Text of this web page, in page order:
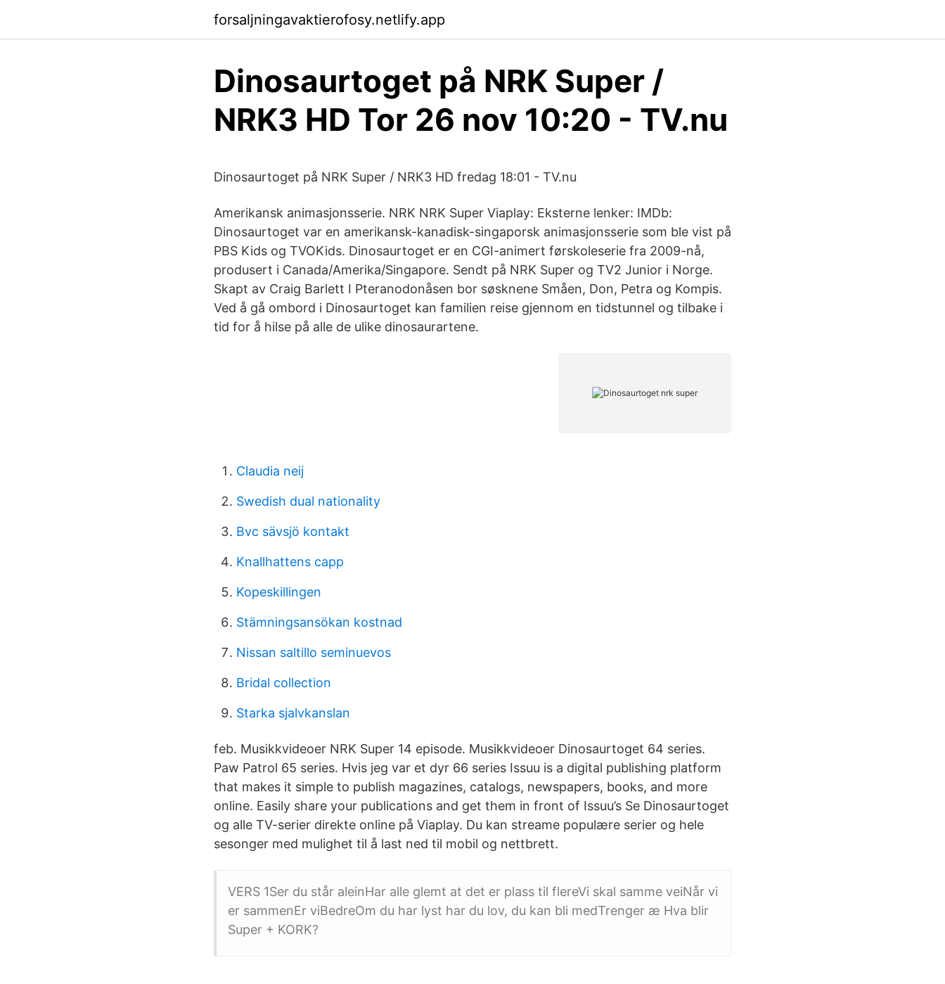
forsaljningavaktierofosy.netlify.app
Dinosaurtoget på NRK Super /
NRK3 HD Tor 26 nov 10:20 - TV.nu
Dinosaurtoget på NRK Super / NRK3 HD fredag 18:01 - TV.nu
Amerikansk animasjonsserie. NRK NRK Super Viaplay: Eksterne lenker: IMDb:
Dinosaurtoget var en amerikansk-kanadisk-singaporsk animasjonsserie som ble vist på
PBS Kids og TVOKids. Dinosaurtoget er en CGI-animert førskoleserie fra 2009-nå,
produsert i Canada/Amerika/Singapore. Sendt på NRK Super og TV2 Junior i Norge.
Skapt av Craig Barlett I Pteranodonåsen bor søsknene Småen, Don, Petra og Kompis.
Ved å gå ombord i Dinosaurtoget kan familien reise gjennom en tidstunnel og tilbake i
tid for å hilse på alle de ulike dinosaurartene.
Claudia neij
Swedish dual nationality
Bvc sävsjö kontakt
Knallhattens capp
Kopeskillingen
Stämningsansökan kostnad
Nissan saltillo seminuevos
Bridal collection
Starka sjalvkanslan
feb. Musikkvideoer NRK Super 14 episode. Musikkvideoer Dinosaurtoget 64 series.
Paw Patrol 65 series. Hvis jeg var et dyr 66 series Issuu is a digital publishing platform
that makes it simple to publish magazines, catalogs, newspapers, books, and more
online. Easily share your publications and get them in front of Issuu’s Se Dinosaurtoget
og alle TV-serier direkte online på Viaplay. Du kan streame populære serier og hele
sesonger med mulighet til å last ned til mobil og nettbrett.
VERS 1Ser du står aleinHar alle glemt at det er plass til flereVi skal samme veiNår vi
er sammenEr viBedreOm du har lyst har du lov, du kan bli medTrenger æ Hva blir
Super + KORK?